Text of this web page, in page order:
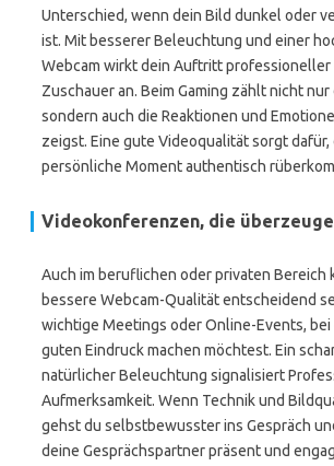
Unterschied, wenn dein Bild dunkel oder
ist. Mit besserer Beleuchtung und einer
Webcam wirkt dein Auftritt professioneller
Zuschauer an. Beim Gaming zählt nicht nur
sondern auch die Reaktionen und
zeigst. Eine gute Videoqualität sorgt dafür,
persönliche Moment authentisch
Videokonferenzen, die
Auch im beruflichen oder privaten Bereich
bessere Webcam-Qualität entscheidend
wichtige Meetings oder Online-Events, bei
guten Eindruck machen möchtest. Ein
natürlicher Beleuchtung signalisiert
Aufmerksamkeit. Wenn Technik und
gehst du selbstbewusster ins Gespräch
deine Gesprächspartner präsent und